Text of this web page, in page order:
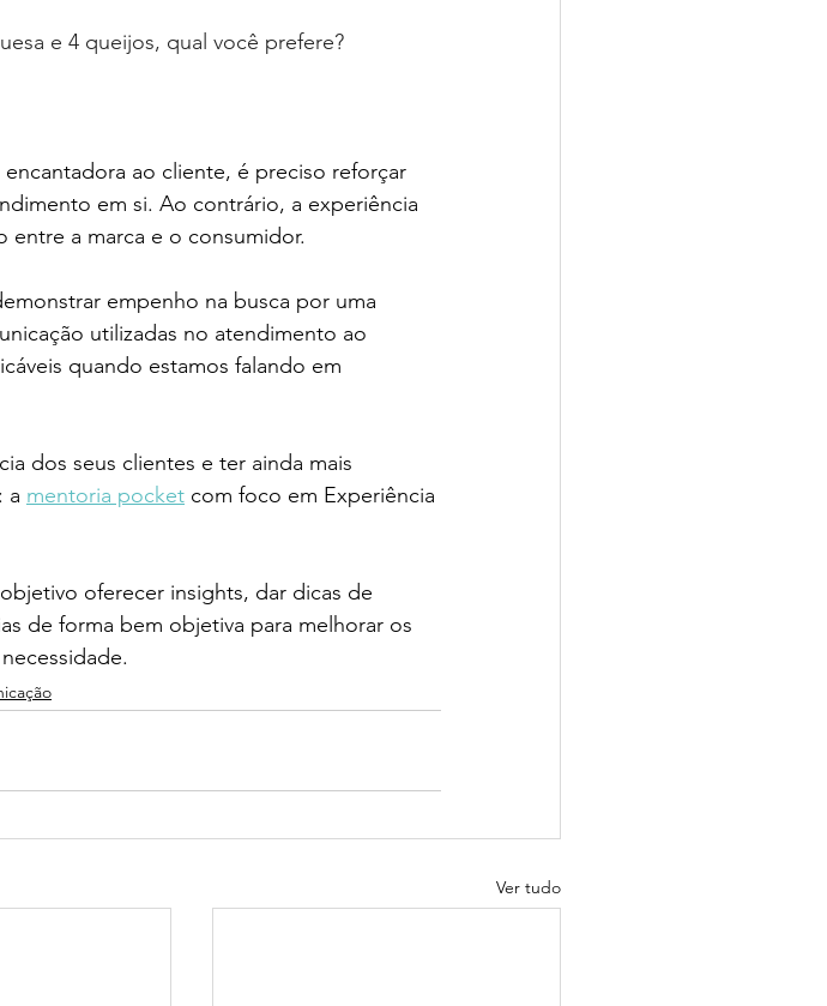
e 4 queijos, qual você prefere?
ao cliente, é preciso reforçar
em si. Ao contrário, a experiência
a marca e o consumidor.
empenho na busca por uma
utilizadas no atendimento ao
quando estamos falando em
dos seus clientes e ter ainda mais
a mentoria pocket com foco em Experiência
oferecer insights, dar dicas de
de forma bem objetiva para melhorar os
Ver tudo